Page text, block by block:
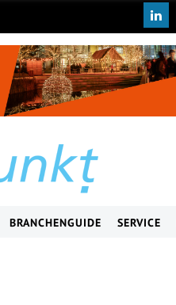
BRANCHENGUIDE SERVICE